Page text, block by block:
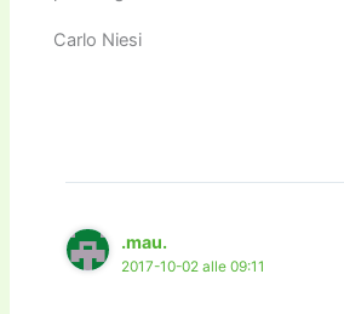
Carlo Niesi
.mau.
2017-10-02 alle 09:11